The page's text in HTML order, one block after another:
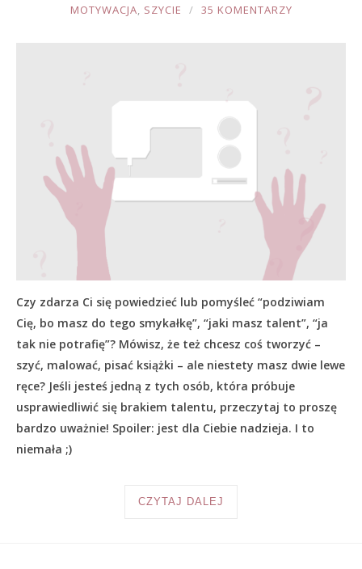
JOULE
MOTYWACJA, SZYCIE 35 KOMENTARZY
Czy zdarza Ci się powiedzieć lub pomyśleć “podziwiam
Cię, bo masz do tego smykałkę”, “jaki masz talent”, “ja
tak nie potrafię”? Mówisz, że też chcesz coś tworzyć –
szyć, malować, pisać książki – ale niestety masz dwie lewe
ręce? Jeśli jesteś jedną z tych osób, która próbuje
usprawiedliwić się brakiem talentu, przeczytaj to proszę
bardzo uważnie! Spoiler: jest dla Ciebie nadzieja. I to
niemała ;)
CZYTAJ DALEJ